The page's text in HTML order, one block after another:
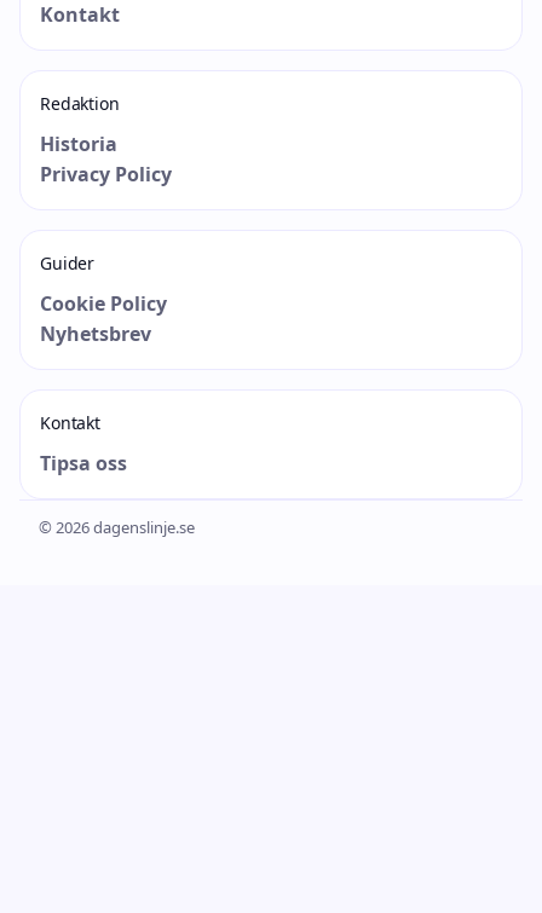
Kontakt
Redaktion
Historia
Privacy Policy
Guider
Cookie Policy
Nyhetsbrev
Kontakt
Tipsa oss
© 2026 dagenslinje.se